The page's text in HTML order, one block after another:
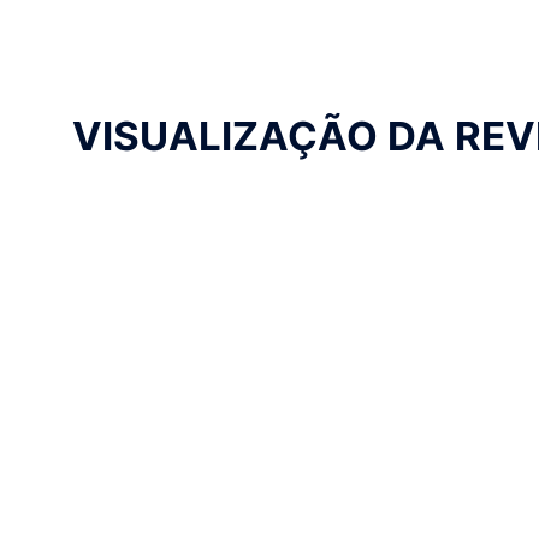
VISUALIZAÇÃO DA